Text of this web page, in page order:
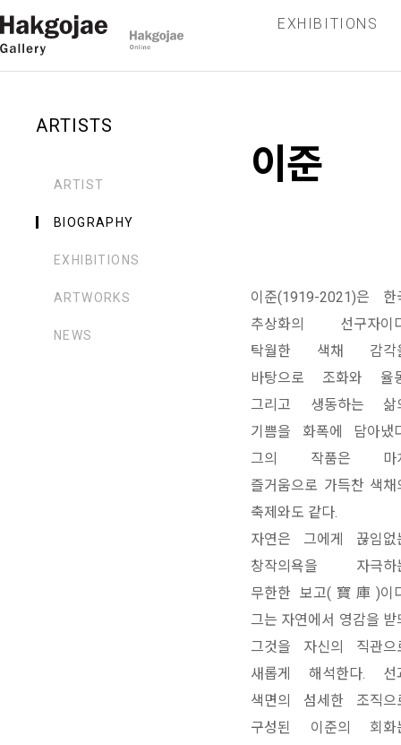
EXHIBITIONS
ARTISTS
ARTIST
BIOGRAPHY
EXHIBITIONS
ARTWORKS
NEWS
이준
이준(1919-2021)은 한
추상화의 선구자이
탁월한 색채 감각
바탕으로 조화와 율
그리고 생동하는 삶
기쁨을 화폭에 담아냈
그의 작품은 마
즐거움으로 가득찬 색채
축제와도 같다.
자연은 그에게 끊임없
창작의욕을 자극하
무한한 보고(寶庫)이
그는 자연에서 영감을 받
그것을 자신의 직관으
새롭게 해석한다. 선
색면의 섬세한 조직으
구성된 이준의 회화